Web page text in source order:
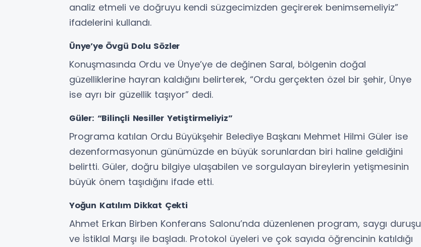
analiz etmeli ve doğruyu kendi süzgecimizden geçirerek benimsemeliyiz”
ifadelerini kullandı.
Ünye’ye Övgü Dolu Sözler
Konuşmasında Ordu ve Ünye’ye de değinen Saral, bölgenin doğal
güzelliklerine hayran kaldığını belirterek, “Ordu gerçekten özel bir şehir, Ünye
ise ayrı bir güzellik taşıyor” dedi.
Güler: “Bilinçli Nesiller Yetiştirmeliyiz”
Programa katılan Ordu Büyükşehir Belediye Başkanı Mehmet Hilmi Güler ise
dezenformasyonun günümüzde en büyük sorunlardan biri haline geldiğini
belirtti. Güler, doğru bilgiye ulaşabilen ve sorgulayan bireylerin yetişmesinin
büyük önem taşıdığını ifade etti.
Yoğun Katılım Dikkat Çekti
Ahmet Erkan Birben Konferans Salonu’nda düzenlenen program, saygı duruşu
ve İstiklal Marşı ile başladı. Protokol üyeleri ve çok sayıda öğrencinin katıldığı